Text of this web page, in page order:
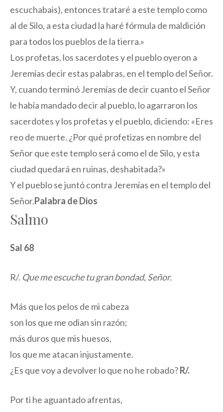
escuchabais), entonces trataré a este templo como
al de Silo, a esta ciudad la haré fórmula de maldición
para todos los pueblos de la tierra.»
Los profetas, los sacerdotes y el pueblo oyeron a
Jeremías decir estas palabras, en el templo del Señor.
Y, cuando terminó Jeremías de decir cuanto el Señor
le había mandado decir al pueblo, lo agarraron los
sacerdotes y los profetas y el pueblo, diciendo: «Eres
reo de muerte. ¿Por qué profetizas en nombre del
Señor que este templo será como el de Silo, y esta
ciudad quedará en ruinas, deshabitada?»
Y el pueblo se juntó contra Jeremías en el templo del
Señor.Palabra de Dios
Salmo
Sal 68
R/. Que me escuche tu gran bondad, Señor.
Más que los pelos de mi cabeza
son los que me odian sin razón;
más duros que mis huesos,
los que me atacan injustamente.
¿Es que voy a devolver lo que no he robado?R/.
Por ti he aguantado afrentas,